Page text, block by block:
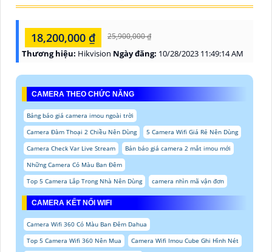
18,200,000 ₫ 25,900,000 ₫
Thương hiệu: Hikvision Ngày đăng: 10/28/2023 11:49:14 AM
CAMERA THEO CHỨC NĂNG
Bảng báo giá camera imou ngoài trời
Camera Đàm Thoại 2 Chiều Nên Dùng
5 Camera Wifi Giá Rẻ Nên Dùng
Camera Check Var Live Stream
Bản báo giá camera 2 mắt imou mới
Những Camera Có Màu Ban Đêm
Top 5 Camera Lắp Trong Nhà Nên Dùng
camera nhìn mã vận đơn
CAMERA KẾT NỐI WIFI
Camera Wifi 360 Có Màu Ban Đêm Dahua
Top 5 Camera Wifi 360 Nên Mua
Camera Wifi Imou Cube Ghi Hình Nét